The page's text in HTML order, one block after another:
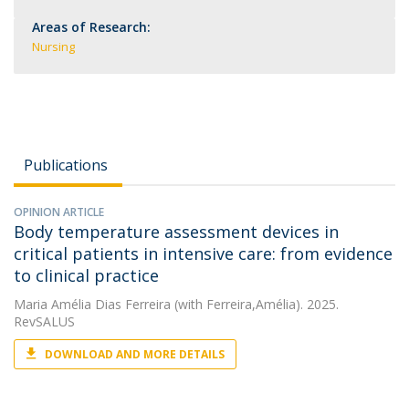
Areas of Research:
Nursing
Publications
OPINION ARTICLE
Body temperature assessment devices in
critical patients in intensive care: from evidence
to clinical practice
Maria Amélia Dias Ferreira (with Ferreira,Amélia). 2025.
RevSALUS
DOWNLOAD AND MORE DETAILS